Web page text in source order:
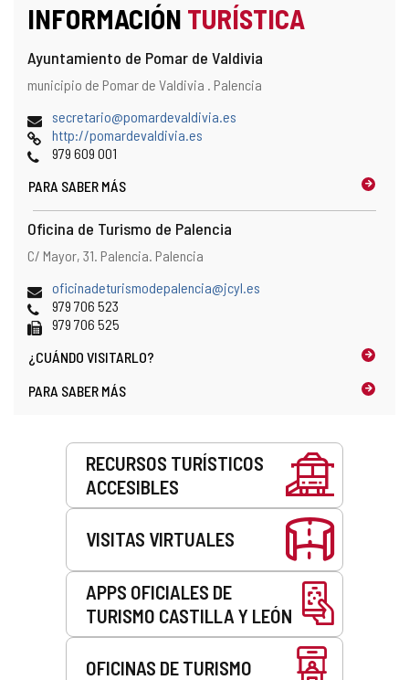
INFORMACIÓN TURÍSTICA
Ayuntamiento de Pomar de Valdivia
Dirección
localización
en
el
mapa
Dirección
municipio de Pomar de Valdivia . Palencia
Dirección
de
correo
secretario@pomardevaldivia.es
Página
Web
http://pomardevaldivia.es
Teléfonos
979 609 001
PARA SABER MÁS
Oficina de Turismo de Palencia
Dirección
localización
en
el
mapa
Dirección
C/ Mayor, 31. Palencia. Palencia
Dirección
de
correo
electrónico
oficinadeturismodepalencia@jcyl.es
Teléfonos
979 706 523
Fax 979 706 525
¿CUÁNDO VISITARLO?
PARA SABER MÁS
RECURSOS TURÍSTICOS
ACCESIBLES
VISITAS VIRTUALES
APPS OFICIALES DE
TURISMO CASTILLA Y LEÓN
OFICINAS DE TURISMO